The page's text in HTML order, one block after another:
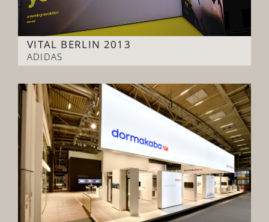
VITAL BERLIN 2013
ADIDAS